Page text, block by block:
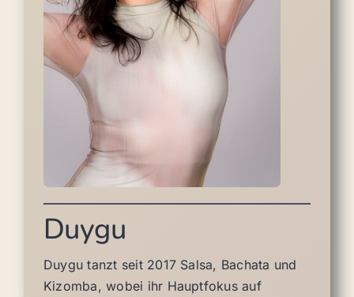
Duygu
Duygu tanzt seit 2017 Salsa, Bachata und
Kizomba, wobei ihr Hauptfokus auf